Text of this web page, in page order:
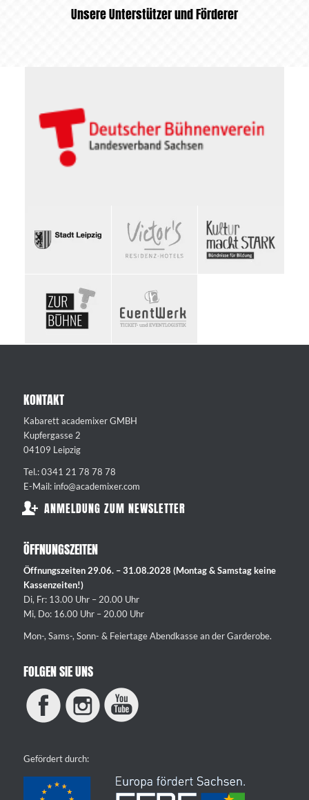
Unsere Unterstützer und Förderer
KONTAKT
Kabarett academixer GMBH
Kupfergasse 2
04109 Leipzig
Tel.: 0341 21 78 78 78
E-Mail: info@academixer.com
ANMELDUNG ZUM NEWSLETTER
ÖFFNUNGSZEITEN
Öffnungszeiten 29.06. – 31.08.2028 (Montag & Samstag keine
Kassenzeiten!)
Di, Fr: 13.00 Uhr – 20.00 Uhr
Mi, Do: 16.00 Uhr – 20.00 Uhr
Mon-, Sams-, Sonn- & Feiertage Abendkasse an der Garderobe.
FOLGEN SIE UNS
Gefördert durch: